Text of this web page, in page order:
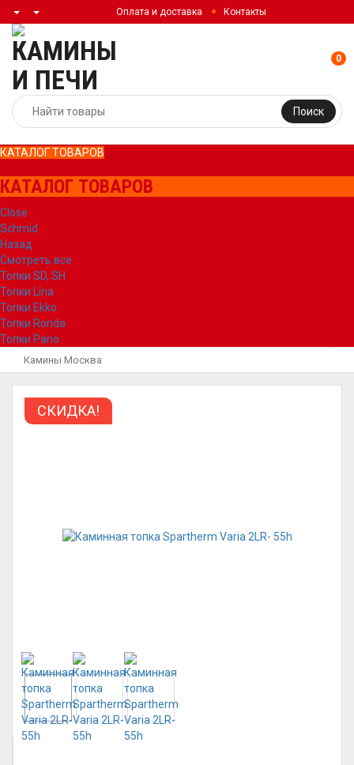
Оплата и доставка Контакты
Поиск
0
КАТАЛОГ ТОВАРОВ
КАТАЛОГ ТОВАРОВ
Close
Schmid
Назад
Смотреть все
Топки SD, SH
Топки Lina
Топки Ekko
Топки Ronda
Топки Pano
Камины Москва
СКИДКА!